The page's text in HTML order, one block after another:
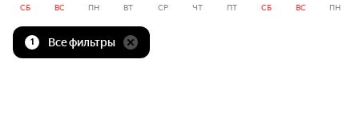
СБ ВС ПН ВТ СР ЧТ ПТ СБ ВС ПН
1 Все фильтры